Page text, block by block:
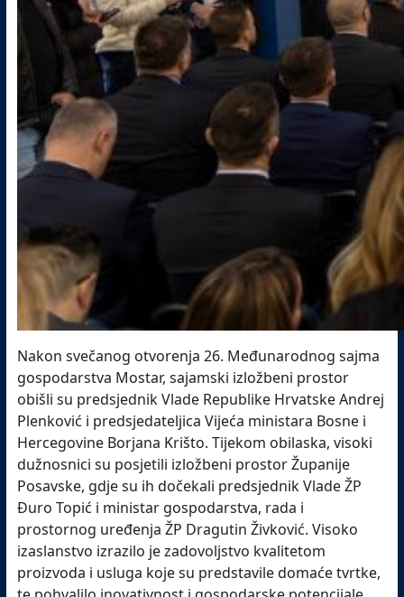
Nakon svečanog otvorenja 26. Međunarodnog sajma
gospodarstva Mostar, sajamski izložbeni prostor
obišli su predsjednik Vlade Republike Hrvatske Andrej
Plenković i predsjedateljica Vijeća ministara Bosne i
Hercegovine Borjana Krišto. Tijekom obilaska, visoki
dužnosnici su posjetili izložbeni prostor Županije
Posavske, gdje su ih dočekali predsjednik Vlade ŽP
Đuro Topić i ministar gospodarstva, rada i
prostornog uređenja ŽP Dragutin Živković. Visoko
izaslanstvo izrazilo je zadovoljstvo kvalitetom
proizvoda i usluga koje su predstavile domaće tvrtke,